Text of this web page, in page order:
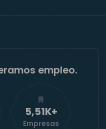
empleo.
5,52K+
Empresas